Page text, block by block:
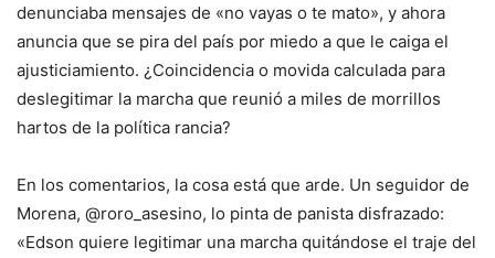
denunciaba mensajes de «no vayas o te mato», y ahora
anuncia que se pira del país por miedo a que le caiga el
ajusticiamiento. ¿Coincidencia o movida calculada para
deslegitimar la marcha que reunió a miles de morrillos
hartos de la política rancia?
En los comentarios, la cosa está que arde. Un seguidor de
Morena, @roro_asesino, lo pinta de panista disfrazado:
«Edson quiere legitimar una marcha quitándose el traje del